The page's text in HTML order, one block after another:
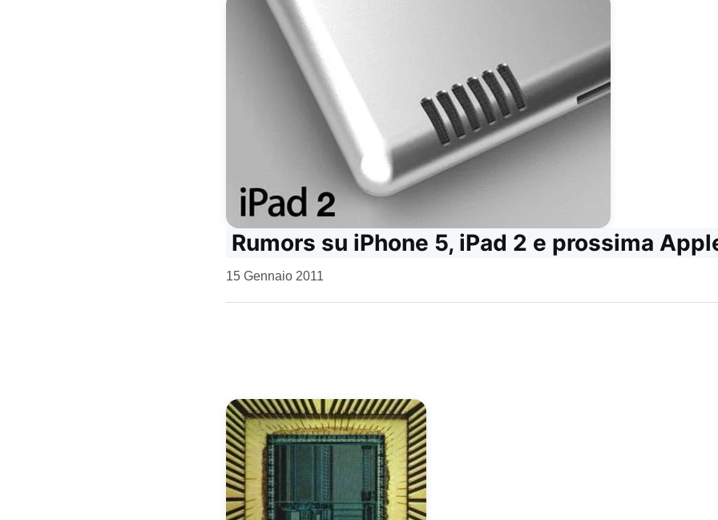
Rumors su iPhone 5, iPad 2 e prossima
da
15 Gennaio 2011